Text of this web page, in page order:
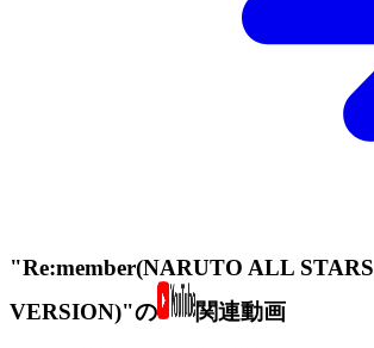
"Re:member(NARUTO ALL STARS
VERSION)"の
関連動画